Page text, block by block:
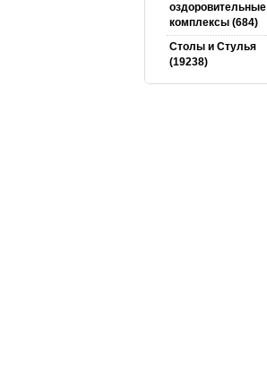
оздоровительные
комплексы (684)
Столы и Cтулья
(19238)